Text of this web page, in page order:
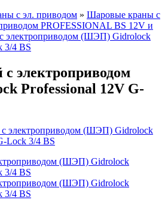
с эл. приводом » Шаровые краны с
PROFESSIONAL BS 12V и
электроприводом (ШЭП) Gidrolock
3/4 BS
электроприводом
Professional 12V G-